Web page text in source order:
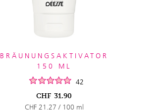
BRÄUNUNGSAKTIVATOR
150 ML
42
CHF 31.90
CHF 21.27 / 100 ml